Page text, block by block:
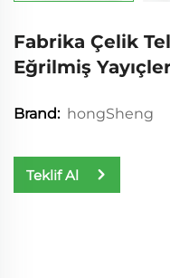
Fabrika Çelik
Eğrilmiş
Brand: hongSheng
Teklif Al